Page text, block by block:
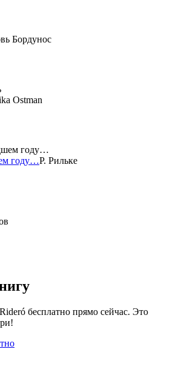
Бордунос
Ostman
году…Р. Рильке
бесплатно прямо сейчас. Это